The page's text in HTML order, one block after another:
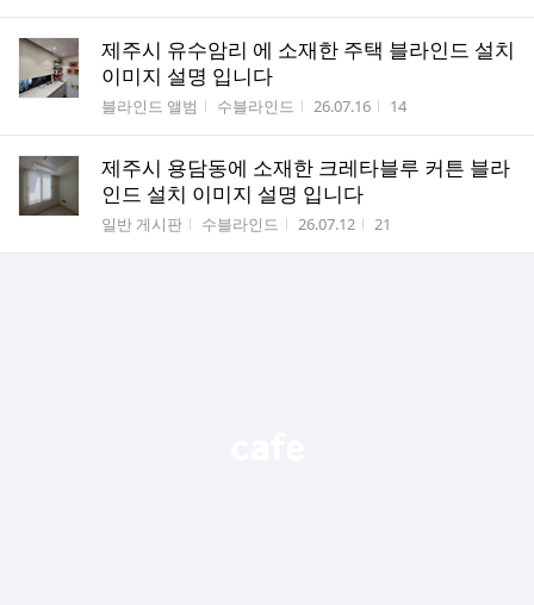
제주시 유수암리 에 소재한 주택 블라인드 설치
이미지 설명 입니다
게시판명
블라인드 앨범 작성자
수블라인드 작성시간
26.07.16 조회수
14
제주시 용담동에 소재한 크레타블루 커튼 블라
인드 설치 이미지 설명 입니다
게시판명
일반 게시판 작성자
수블라인드 작성시간
26.07.12 조회수
21